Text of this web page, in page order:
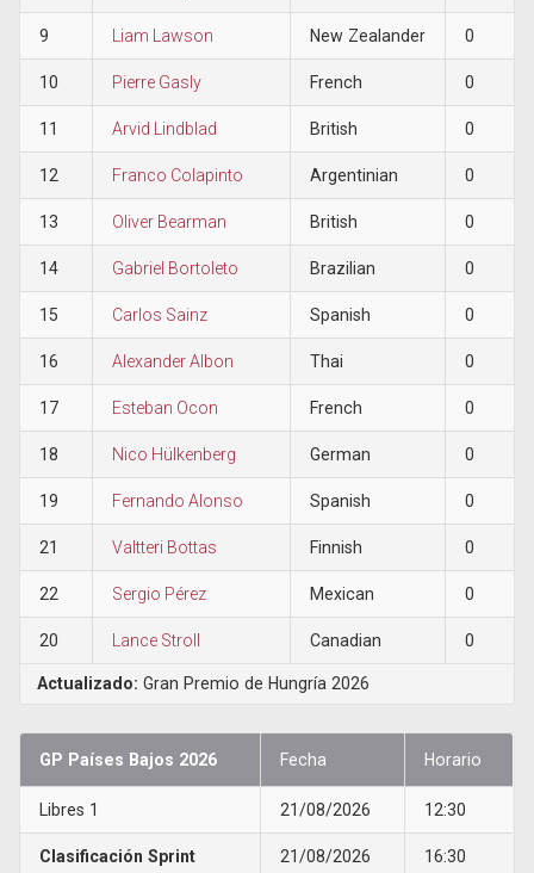
9 Liam Lawson New Zealander 0
10 Pierre Gasly French 0
11 Arvid Lindblad British 0
12 Franco Colapinto Argentinian 0
13 Oliver Bearman British 0
14 Gabriel Bortoleto Brazilian 0
15 Carlos Sainz Spanish 0
16 Alexander Albon Thai 0
17 Esteban Ocon French 0
18 Nico Hülkenberg German 0
19 Fernando Alonso Spanish 0
21 Valtteri Bottas Finnish 0
22 Sergio Pérez Mexican 0
20 Lance Stroll Canadian 0
Actualizado: Gran Premio de Hungría 2026
GP Países Bajos 2026 Fecha Horario
Libres 1 21/08/2026 12:30
Clasificación Sprint 21/08/2026 16:30